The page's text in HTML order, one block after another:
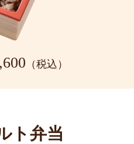
（税込）
ト弁当